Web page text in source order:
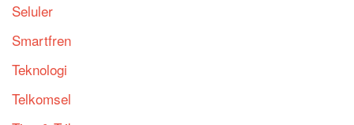
Seluler
Smartfren
Teknologi
Telkomsel